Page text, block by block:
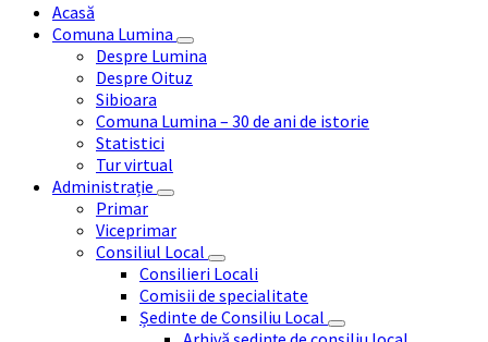
Acasă
Comuna Lumina
Despre Lumina
Despre Oituz
Sibioara
Comuna Lumina – 30 de ani de istorie
Statistici
Tur virtual
Administrație
Primar
Viceprimar
Consiliul Local
Consilieri Locali
Comisii de specialitate
Ședinte de Consiliu Local